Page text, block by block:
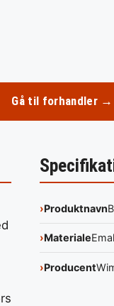
Gå til forhandler →
Produktnavn
Materiale
Producent